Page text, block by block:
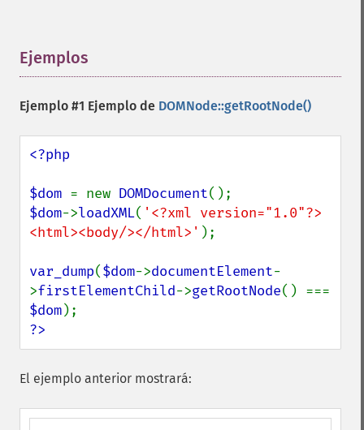
Ejemplos
Ejemplo #1 Ejemplo de DOMNode::getRootNode()
<?php
$dom = new DOMDocument
$dom->loadXML( '<?xml version="1.0"?>
<html><body/></html>' );
var_dump($dom->documentElement-
>firstElementChild->getRootNode
$dom
?>
El ejemplo anterior mostrará: